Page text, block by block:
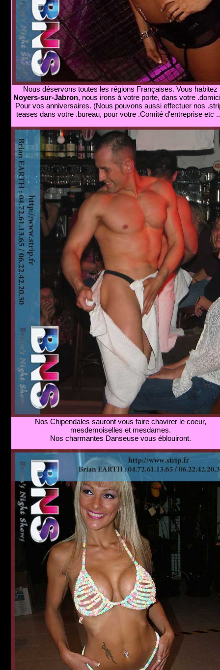
Nous déservons toutes les régions Françaises. Vous habitez
Noyers-sur-Jabron, nous irons à votre porte, dans votre
Pour vos anniversaires. (Nous pouvons aussi effectuer nos
teases dans votre .bureau, pour votre .Comité d'entreprise etc
Nos Chipendales sauront vous faire chavirer le coeur,
mesdemoiselles et mesdames.
Nos charmantes Danseuse vous éblouiront.